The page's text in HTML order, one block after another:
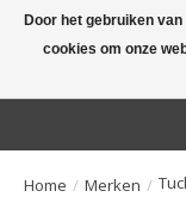
Large selection of
Home / Merken /
Door het gebruiken
cookies om onze
← Keer terug naar
Eventueel